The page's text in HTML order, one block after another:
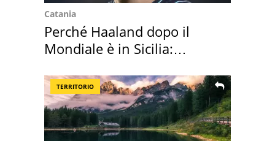
Catania
Perché Haaland dopo il
Mondiale è in Sicilia:
TERRITORIO